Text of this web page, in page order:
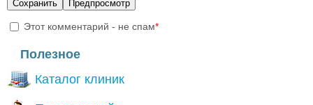
Этот комментарий - не спам*
Полезное
Каталог клиник